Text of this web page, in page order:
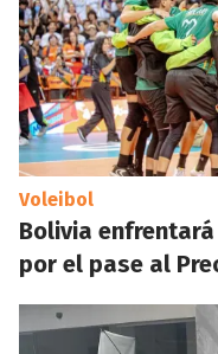
Voleibol
Bolivia
por el pase al